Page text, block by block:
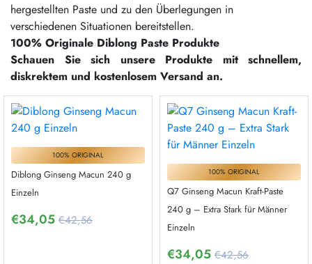
hergestellten Paste und zu den Überlegungen in
verschiedenen Situationen bereitstellen.
100% Originale Diblong Paste Produkte
Schauen Sie sich unsere Produkte mit schnellem,
diskrektem und kostenlosem Versand an.
100% ORIGINAL
Diblong Ginseng Macun 240 g
Einzeln
€34,05 €42,56
100% ORIGINAL
Q7 Ginseng Macun Kraft-Paste
240 g – Extra Stark für Männer
Einzeln
€34,05 €42,56